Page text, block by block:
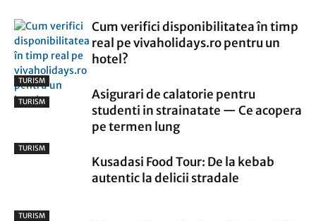
TURISM
Cum verifici disponibilitatea în timp
real pe vivaholidays.ro pentru un
hotel?
TURISM
Asigurari de calatorie pentru
studenti in strainatate — Ce acopera
pe termen lung
TURISM
Kusadasi Food Tour: De la kebab
autentic la delicii stradale
TURISM